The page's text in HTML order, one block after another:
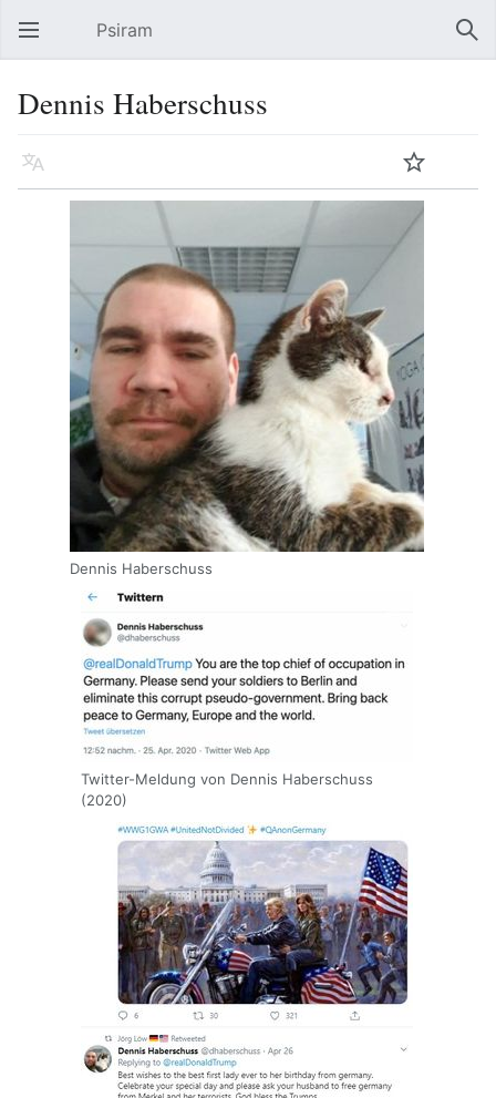
Hauptmenü öffnen Psiram
Dennis Haberschuss
Sprache Beobachten
Dennis Haberschuss
Twitter-Meldung von Dennis Haberschuss
(2020)